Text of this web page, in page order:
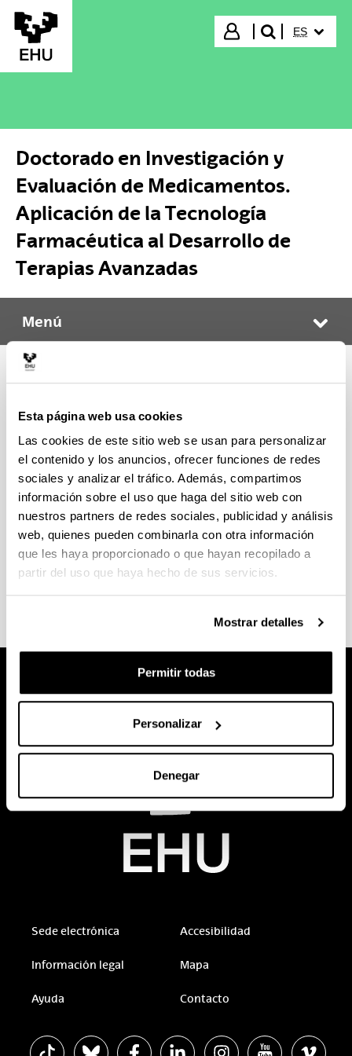
Esta página web usa cookies
Las cookies de este sitio web se usan para personalizar
el contenido y los anuncios, ofrecer funciones de redes
sociales y analizar el tráfico. Además, compartimos
información sobre el uso que haga del sitio web con
nuestros partners de redes sociales, publicidad y análisis
web, quienes pueden combinarla con otra información
que les haya proporcionado o que hayan recopilado a
partir del uso que haya hecho de sus servicios.
Mostrar detalles
Permitir todas
Personalizar
Denegar
Saltar al contenido principal
Iniciar sesión
buscar"
ES
Doctorado en Investigación y
Evaluación de Medicamentos.
Aplicación de la Tecnología
Farmacéutica al Desarrollo de
Terapias Avanzadas
Doctorado en Investigación y Evaluación de Medicamentos. Aplicación de la Tecnología Farmacéutica al Desarrollo de Terapias Avanzadas
Menú
Presentación de tesis doctoral
Consulta el procedimiento y los diferentes pasos
para la elaboración de la tesis.
Protocolo del procedimiento de depósito y
defensa de tesis
Impresos
Sede electrónica Accesibilidad
Información legal Mapa
Ayuda Contacto